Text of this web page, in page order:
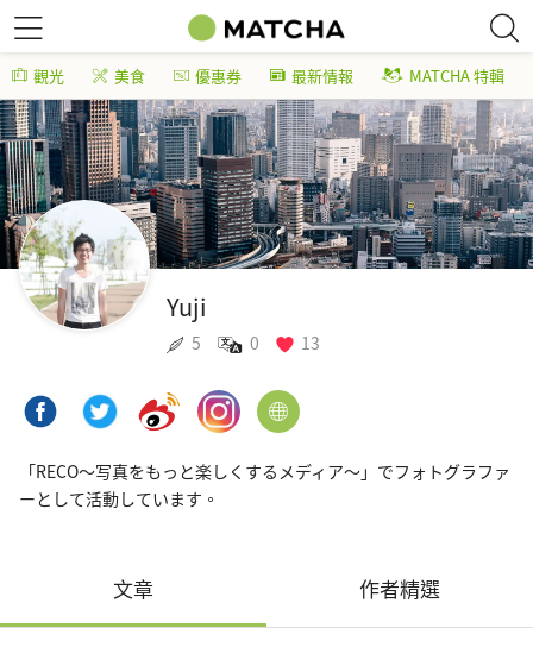
觀光 美食 優惠券 最新情報 MATCHA 特輯
Yuji
5 0 13
「RECO〜写真をもっと楽しくするメディア〜」でフォトグラファ
ーとして活動しています。
文章 作者精選